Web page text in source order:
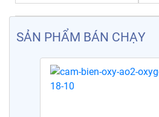
SẢN PHẨM BÁN CHẠY